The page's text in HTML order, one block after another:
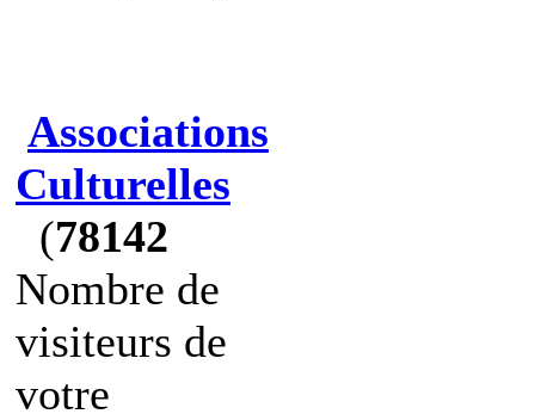
Associations
Culturelles
(78142
Nombre de
visiteurs de
votre